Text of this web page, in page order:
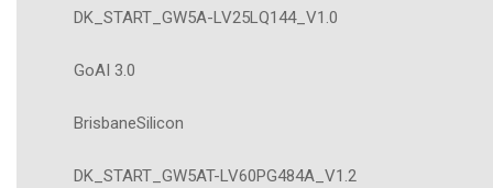
DK_START_GW5A-LV25LQ144_V1.0
GoAI 3.0
BrisbaneSilicon
DK_START_GW5AT-LV60PG484A_V1.2